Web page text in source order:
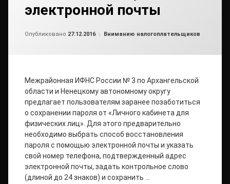
электронной почты
Опубликовано 27.12.2016 Рубрики:
Вниманию налогоплательщиков
Межрайонная ИФНС России № 3 по Архангельской
области и Ненецкому автономному округу
предлагает пользователям заранее позаботиться
о сохранении пароля от «Личного кабинета для
физических лиц». Для этого предварительно
необходимо выбрать способ восстановления
пароля с помощью электронной почты и указать
свой номер телефона, подтвержденный адрес
электронной почты, задать контрольное слово
(длиной до 24 знаков) и сохранить …